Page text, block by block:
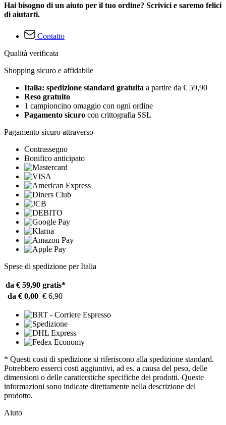
Hai bisogno di un aiuto per il tuo ordine? Scrivici e saremo felici
di aiutarti.
Contatto
Qualità verificata
Shopping sicuro e affidabile
Italia: spedizione standard gratuita a partire da € 59,90
Reso gratuito
1 campioncino omaggio con ogni ordine
Pagamento sicuro con crittografia SSL
Pagamento sicuro attraverso
Contrassegno
Bonifico anticipato
Spese di spedizione per Italia
da € 59,90 gratis*
da € 0,00 € 6,90
* Questi costi di spedizione si riferiscono alla spedizione standard.
Potrebbero esserci costi aggiuntivi, ad es. a causa del peso, delle
dimensioni o delle caratterstiche specifiche dei prodotti. Queste
informazioni sono indicate direttamente nella descrizione del
prodotto.
Aiuto